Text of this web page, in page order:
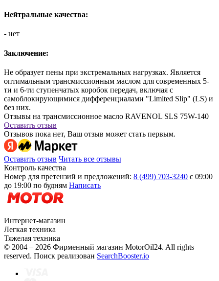
Нейтральные качества:
- нет
Заключение:
Не образует пены при экстремальных нагрузках. Является
оптимальным трансмиссионным маслом для современных 5-
ти и 6-ти ступенчатых коробок передач, включая с
самоблокирующимися дифференциалами "Limited Slip" (LS) и
без них.
Отзывы на трансмиссионное масло RAVENOL SLS 75W-140
Оставить отзыв
Отзывов пока нет, Ваш отзыв может стать первым.
Оставить отзыв Читать все отзывы
Контроль качества
Номер для претензий и предложений: 8 (499) 703-3240 с 09:00
до 19:00 по будням Написать
Интернет-магазин
Легкая техника
Тяжелая техника
© 2004 – 2026 Фирменный магазин MotorOil24. All rights
reserved. Поиск реализован SearchBooster.io